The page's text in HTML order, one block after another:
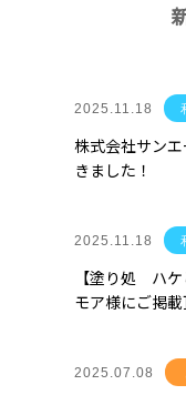
2025.11.18
株式会社サン
きました！
2025.11.18
【塗り処 ハ
モア様にご掲載
2025.07.08